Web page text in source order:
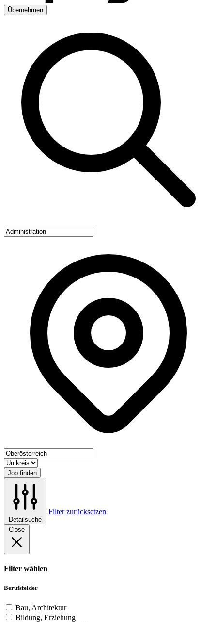
Übernehmen
Job finden
Detailsuche
Filter zurücksetzen
Close
Filter wählen
Berufsfelder
Bau, Architektur
Bildung, Erziehung